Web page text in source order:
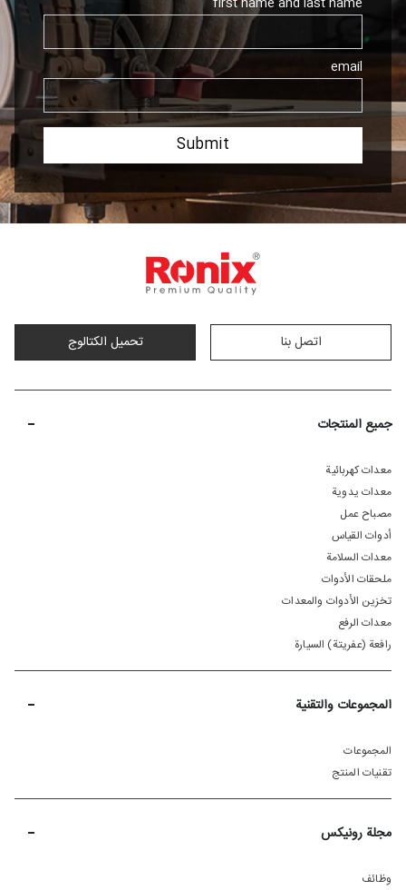
email
اتصل بنا تحمیل الکتالوج
جميع المنتجات -
معدات كهربائية
معدات يدوية
مصباح عمل
أدوات القياس
معدات السلامة
ملحقات الأدوات
تخزين الأدوات والمعدات
معدات الرفع
رافعة (عفريتة) السيارة
المجموعات والتقنية -
المجموعات
تقنيات المنتج
مجلة رونیکس -
وظائف